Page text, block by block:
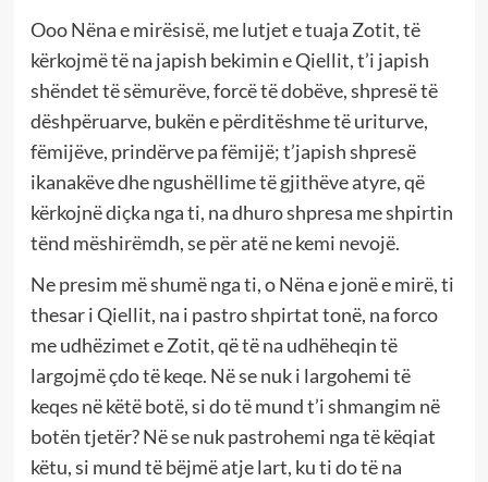
Ooo Nëna e mirësisë, me lutjet e tuaja Zotit, të
kërkojmë të na japish bekimin e Qiellit, t’i japish
shëndet të sëmurëve, forcë të dobëve, shpresë të
dëshpëruarve, bukën e përditëshme të uriturve,
fëmijëve, prindërve pa fëmijë; t’japish shpresë
ikanakëve dhe ngushëllime të gjithëve atyre, që
kërkojnë diçka nga ti, na dhuro shpresa me shpirtin
tënd mëshirëmdh, se për atë ne kemi nevojë.
Ne presim më shumë nga ti, o Nëna e jonë e mirë, ti
thesar i Qiellit, na i pastro shpirtat tonë, na forco
me udhëzimet e Zotit, që të na udhëheqin të
largojmë çdo të keqe. Në se nuk i largohemi të
keqes në këtë botë, si do të mund t’i shmangim në
botën tjetër? Në se nuk pastrohemi nga të këqiat
këtu, si mund të bëjmë atje lart, ku ti do të na